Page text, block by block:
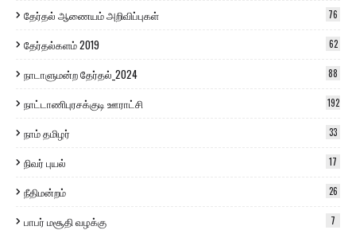
தேர்தல் ஆணையம் அறிவிப்புகள் 76
தேர்தல்களம் 2019 62
நாடாளுமன்ற தேர்தல்_2024 88
நாட்டாணிபுரசக்குடி ஊராட்சி 192
நாம் தமிழர் 33
நிவர் புயல் 17
நீதிமன்றம் 26
பாபர் மசூதி வழக்கு 7